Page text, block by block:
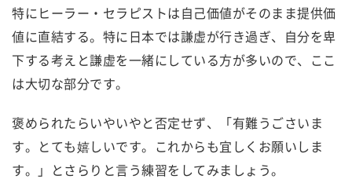
特にヒーラー・セラピストは自己価値がそのまま提供価
値に直結する。特に日本では謙虚が行き過ぎ、自分を卑
下する考えと謙虚を一緒にしている方が多いので、ここ
は大切な部分です。
褒められたらいやいやと否定せず、「有難うごさいま
す。とても嬉しいです。これからも宜しくお願いしま
す。」とさらりと言う練習をしてみましょう。